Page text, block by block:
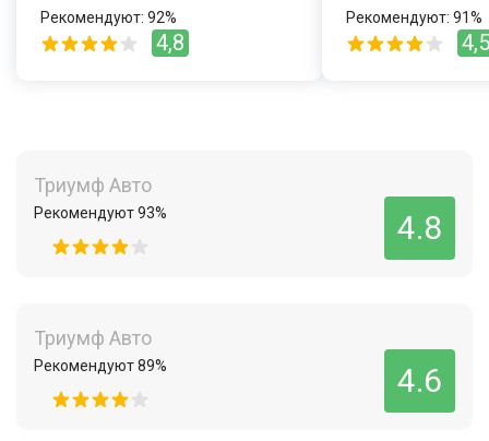
Рекомендуют: 92%
4,8
Рекомендуют: 91%
4,5
Триумф Авто
Рекомендуют 93% 4.8
Триумф Авто
Рекомендуют 89% 4.6